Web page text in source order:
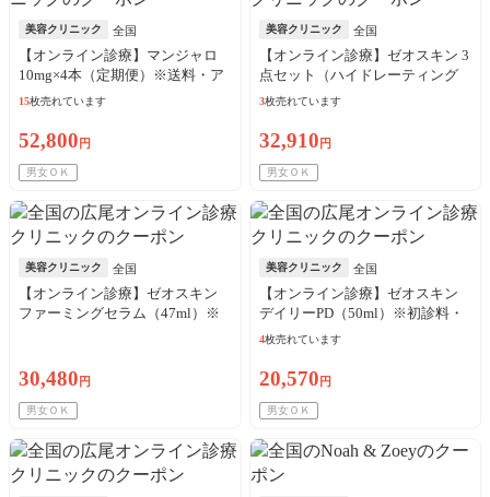
美容クリニック 全国
【オンライン診療】マンジャロ
10mg×4本（定期便）※送料・ア
ルコール綿・診察料込
15枚売れています
52,800 円
男女ＯＫ
美容クリニック 全国
【オンライン診療】ゼオスキン 3
点セット（ハイドレーティング
クレンザー＋バランサートナー
込
3枚売れています
32,910 円
男女ＯＫ
美容クリニック 全国
【オンライン診療】ゼオスキン
ファーミングセラム（47ml）※
30,480 円
男女ＯＫ
美容クリニック 全国
【オンライン診療】ゼオスキン
デイリーPD（50ml）※初診料・
送料込
4枚売れています
20,570 円
男女ＯＫ